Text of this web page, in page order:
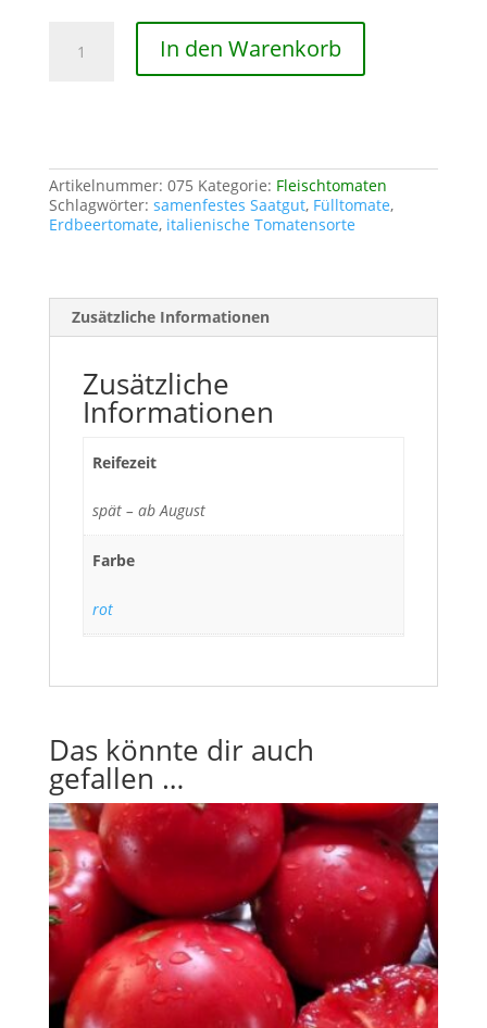
Paprika-
In den Warenkorb
Artikelnummer: 075 Kategorie: Fleischtomaten
Schlagwörter: samenfestes Saatgut, Fülltomate,
Erdbeertomate, italienische Tomatensorte
Zusätzliche Informationen
Zusätzliche
Informationen
Reifezeit
spät – ab August
Farbe
rot
Das könnte dir auch
gefallen …